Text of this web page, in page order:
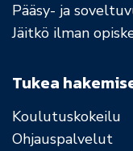
Pääsy- ja
Jäitkö ilman
Tukea
Koulutuskokeilu
Ohjauspalvelut